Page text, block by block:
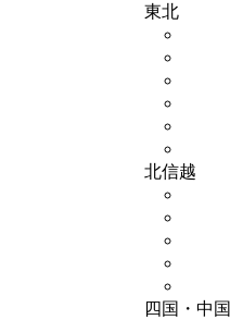
東北
北信越
四国・中国